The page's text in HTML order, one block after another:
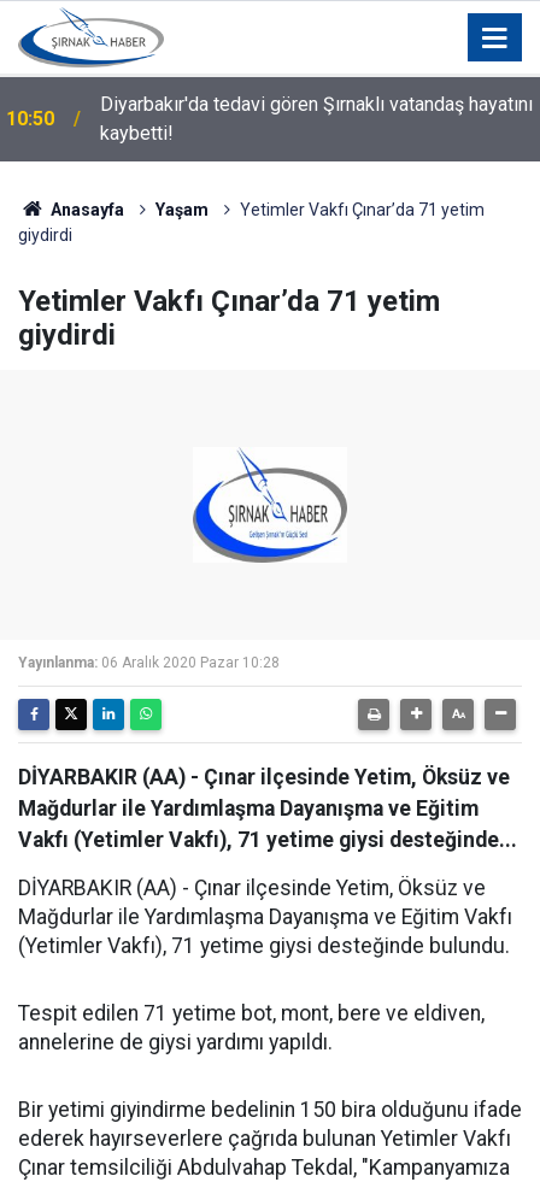
10:50
Diyarbakır'da tedavi gören Şırnaklı vatandaş hayatını
kaybetti!
Anasayfa Yaşam
Yetimler Vakfı Çınar’da 71 yetim
giydirdi
Yetimler Vakfı Çınar’da 71 yetim
giydirdi
Yayınlanma: 06 Aralık 2020 Pazar 10:28
DİYARBAKIR (AA) - Çınar ilçesinde Yetim, Öksüz ve
Mağdurlar ile Yardımlaşma Dayanışma ve Eğitim
Vakfı (Yetimler Vakfı), 71 yetime giysi desteğinde...
DİYARBAKIR (AA) - Çınar ilçesinde Yetim, Öksüz ve
Mağdurlar ile Yardımlaşma Dayanışma ve Eğitim Vakfı
(Yetimler Vakfı), 71 yetime giysi desteğinde bulundu.
Tespit edilen 71 yetime bot, mont, bere ve eldiven,
annelerine de giysi yardımı yapıldı.
Bir yetimi giyindirme bedelinin 150 bira olduğunu ifade
ederek hayırseverlere çağrıda bulunan Yetimler Vakfı
Çınar temsilciliği Abdulvahap Tekdal, "Kampanyamıza